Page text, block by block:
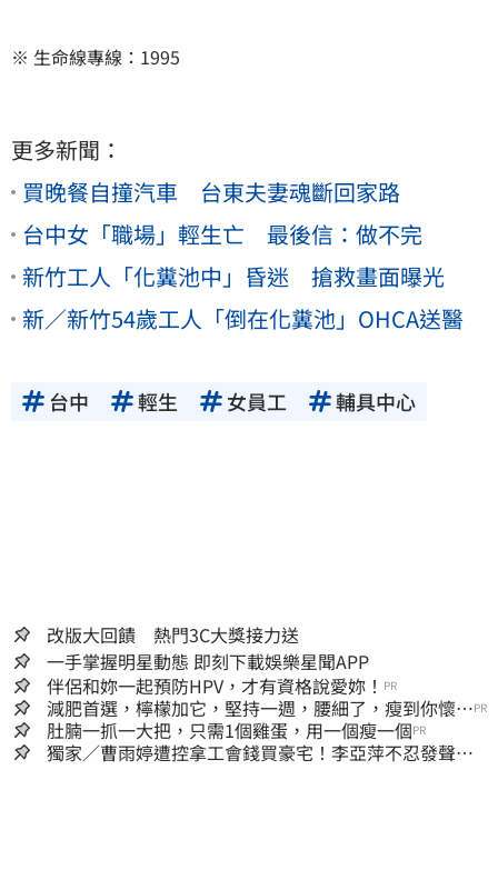
※ 生命線專線：1995
更多新聞：
買晚餐自撞汽車 台東夫妻魂斷回家路
台中女「職場」輕生亡 最後信：做不完
新竹工人「化糞池中」昏迷 搶救畫面曝光
新／新竹54歲工人「倒在化糞池」OHCA送醫
台中 輕生 女員工 輔具中心
改版大回饋 熱門3C大獎接力送
一手掌握明星動態 即刻下載娛樂星聞APP
伴侶和妳一起預防HPV，才有資格說愛妳！ PR
減肥首選，檸檬加它，堅持一週，腰細了，瘦到你懷疑
人生
PR
肚腩一抓一大把，只需1個雞蛋，用一個瘦一個PR
獨家／曹雨婷遭控拿工會錢買豪宅！李亞萍不忍發聲：